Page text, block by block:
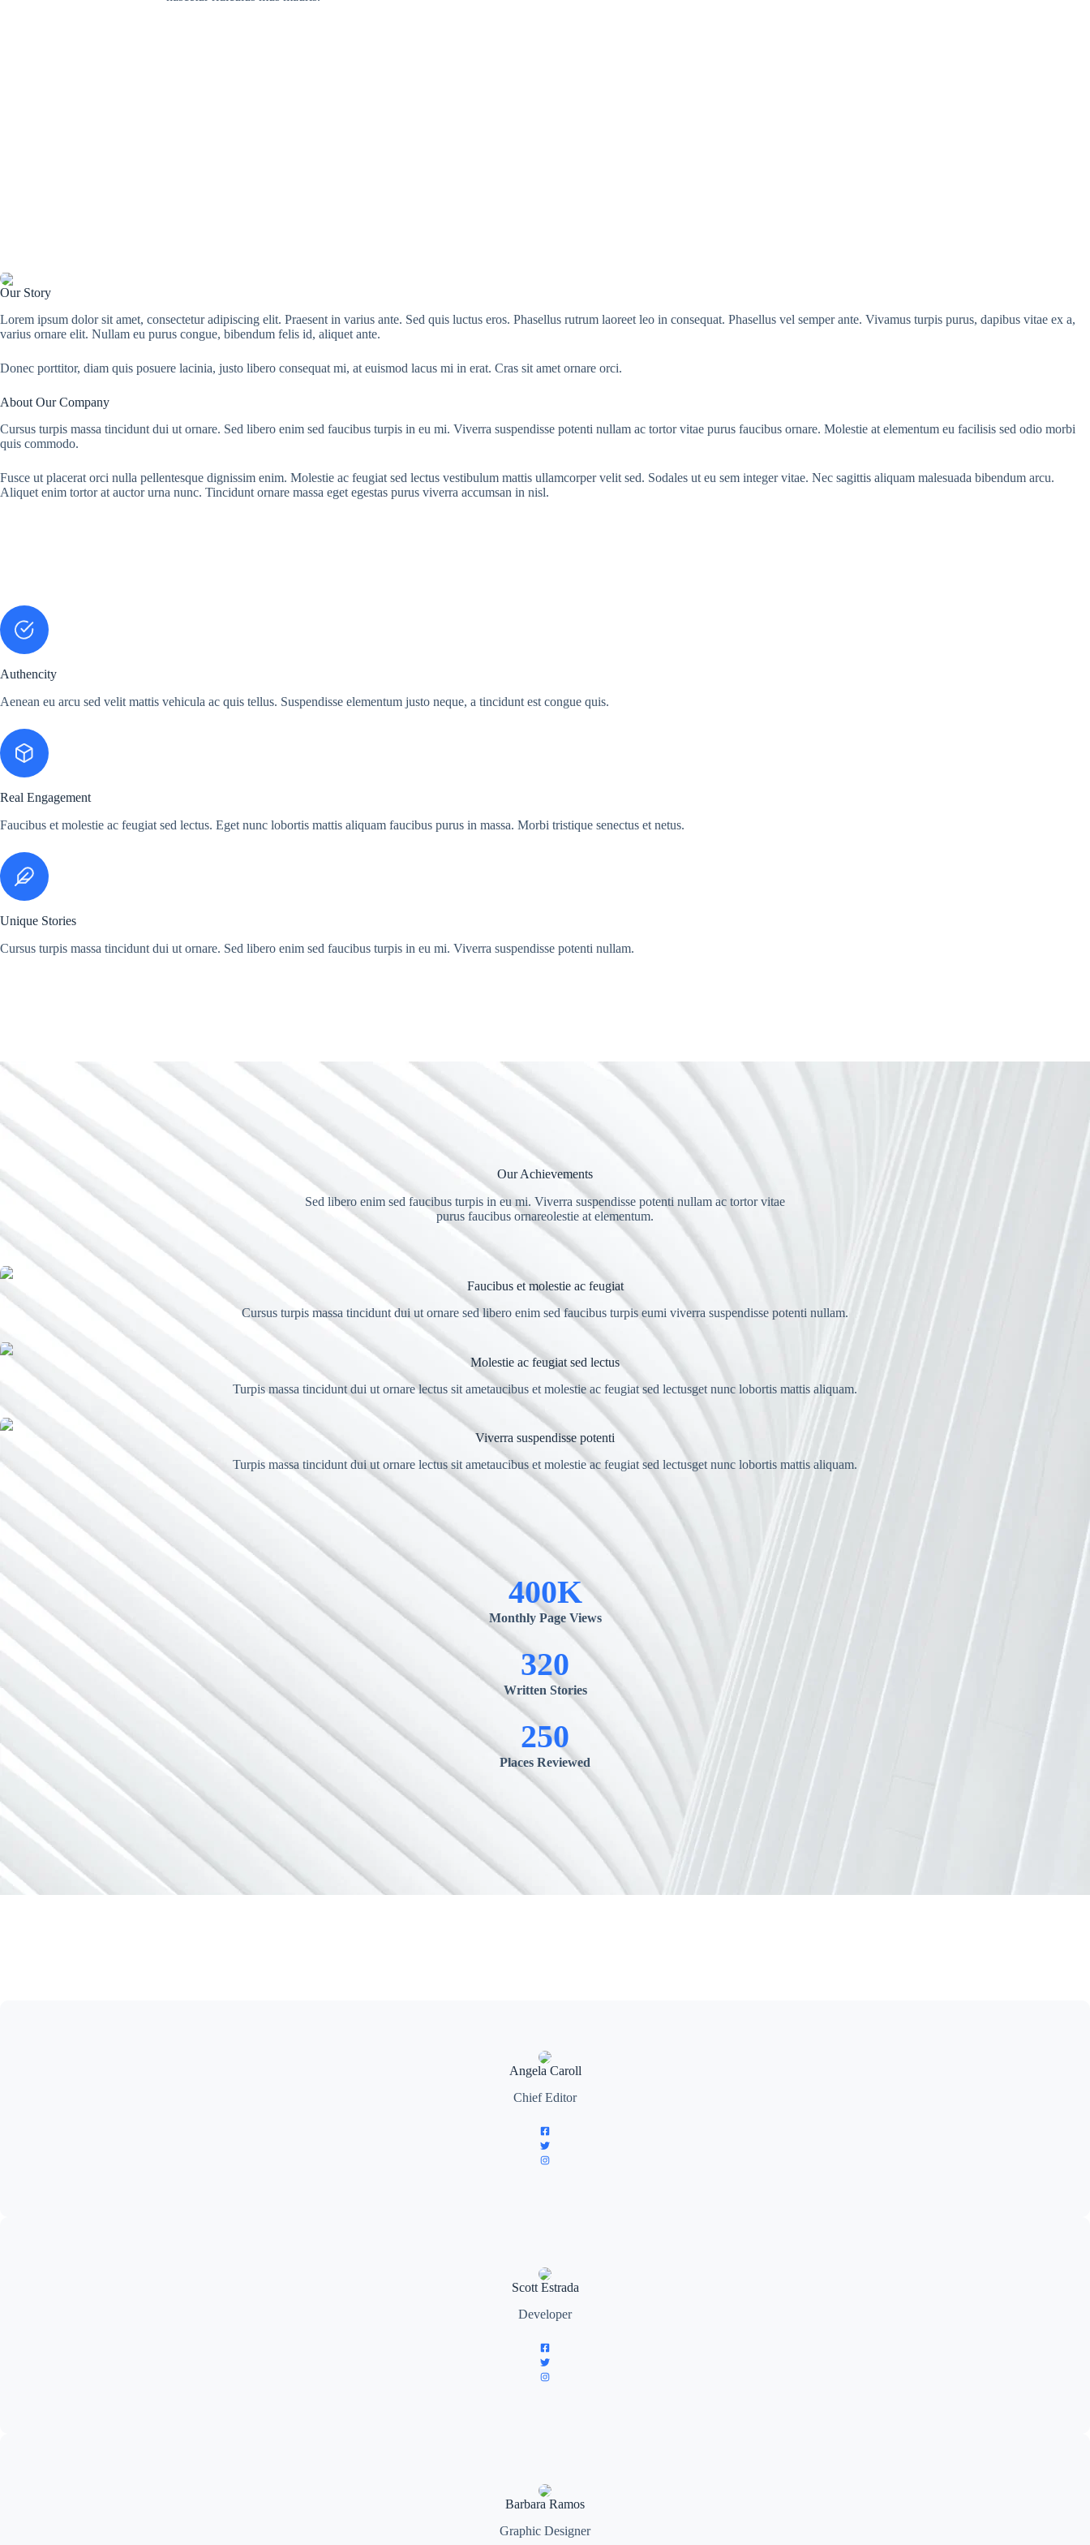
Our Story
Lorem ipsum dolor sit amet, consectetur adipiscing elit. Praesent in varius ante. Sed quis luctus eros. Phasellus rutrum laoreet leo in consequat. Phasellus vel semper ante. Vivamus turpis purus, dapibus vitae ex a,
varius ornare elit. Nullam eu purus congue, bibendum felis id, aliquet ante.
Donec porttitor, diam quis posuere lacinia, justo libero consequat mi, at euismod lacus mi in erat. Cras sit amet ornare orci.
About Our Company
Cursus turpis massa tincidunt dui ut ornare. Sed libero enim sed faucibus turpis in eu mi. Viverra suspendisse potenti nullam ac tortor vitae purus faucibus ornare. Molestie at elementum eu facilisis sed odio morbi
quis commodo.
Fusce ut placerat orci nulla pellentesque dignissim enim. Molestie ac feugiat sed lectus vestibulum mattis ullamcorper velit sed. Sodales ut eu sem integer vitae. Nec sagittis aliquam malesuada bibendum arcu.
Aliquet enim tortor at auctor urna nunc. Tincidunt ornare massa eget egestas purus viverra accumsan in nisl.
Authencity
Aenean eu arcu sed velit mattis vehicula ac quis tellus. Suspendisse elementum justo neque, a tincidunt est congue quis.
Real Engagement
Faucibus et molestie ac feugiat sed lectus. Eget nunc lobortis mattis aliquam faucibus purus in massa. Morbi tristique senectus et netus.
Unique Stories
Cursus turpis massa tincidunt dui ut ornare. Sed libero enim sed faucibus turpis in eu mi. Viverra suspendisse potenti nullam.
Our Achievements
Sed libero enim sed faucibus turpis in eu mi. Viverra suspendisse potenti nullam ac tortor vitae
purus faucibus ornareolestie at elementum.
Faucibus et molestie ac feugiat
Cursus turpis massa tincidunt dui ut ornare sed libero enim sed faucibus turpis eumi viverra suspendisse potenti nullam.
Molestie ac feugiat sed lectus
Turpis massa tincidunt dui ut ornare lectus sit ametaucibus et molestie ac feugiat sed lectusget nunc lobortis mattis aliquam.
Viverra suspendisse potenti
Turpis massa tincidunt dui ut ornare lectus sit ametaucibus et molestie ac feugiat sed lectusget nunc lobortis mattis aliquam.
400K
Monthly Page Views
320
Written Stories
250
Places Reviewed
Angela Caroll
Chief Editor
Scott Estrada
Developer
Barbara Ramos
Graphic Designer